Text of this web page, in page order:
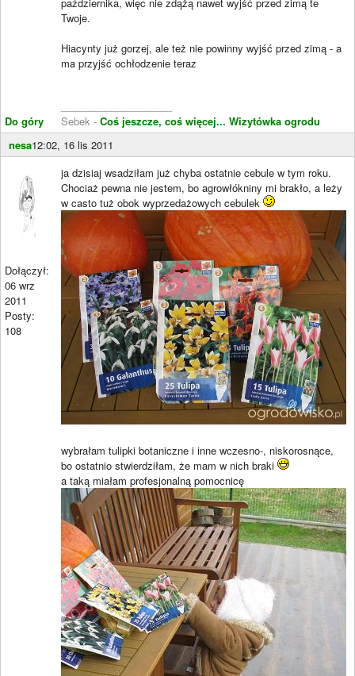
Do góry
Twoje.
Hiacynty już gorzej, ale też nie powinny wyjść przed zimą - a
ma przyjść ochłodzenie teraz
Sebek - Coś jeszcze, coś więcej... Wizytówka ogrodu
nesa12:02, 16 lis 2011
Dołączył:
06 wrz
2011
Posty:
108
ja dzisiaj wsadziłam już chyba ostatnie cebule w tym roku.
Chociaż pewna nie jestem, bo agrowłókniny mi brakło, a leży
w casto tuż obok wyprzedażowych cebulek
wybrałam tulipki botaniczne i inne wczesno-, niskorosnące,
bo ostatnio stwierdziłam, że mam w nich braki
a taką miałam profesjonalną pomocnicę